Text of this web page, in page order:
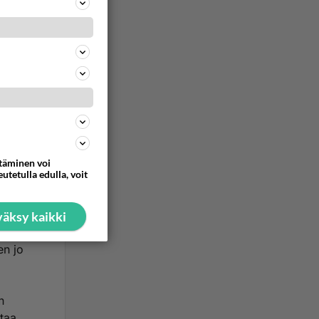
jo
voi
edulla, voit
kaikki